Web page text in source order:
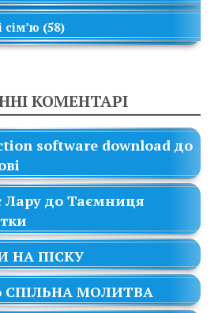
сім’ю (58)
КОМЕНТАРІ
software download до
Лару доТаємниця
НА ПІСКУ
СПІЛЬНА МОЛИТВА